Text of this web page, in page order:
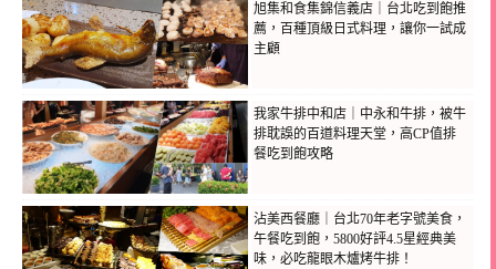
旭集和食集錦信義店｜台北吃到飽推
薦，百種頂級日式料理，讓你一試成
主顧
我家牛排中和店｜中永和牛排，被牛
排耽誤的百道料理天堂，高CP值排
餐吃到飽攻略
沾美西餐廳｜台北70年老字號美食，
午餐吃到飽，5800好評4.5星經典美
味，必吃龍眼木爐烤牛排！